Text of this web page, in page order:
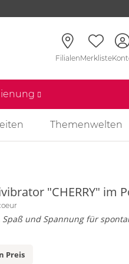
FilialenMerkliste
Themenwelten
"CHERRY" im
Spaß und Spannung für
Preis